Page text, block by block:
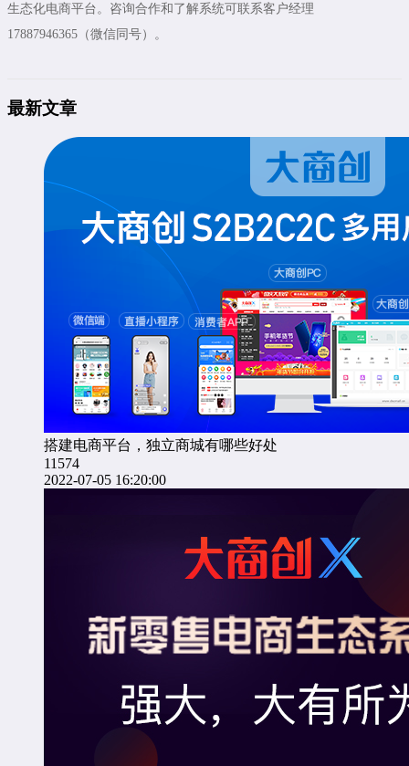
生态化电商平台。咨询合作和了解系统可联系客户经理
17887946365（微信同号）。
最新文章
搭建电商平台，独立商城有哪些好处
11574
2022-07-05 16:20:00